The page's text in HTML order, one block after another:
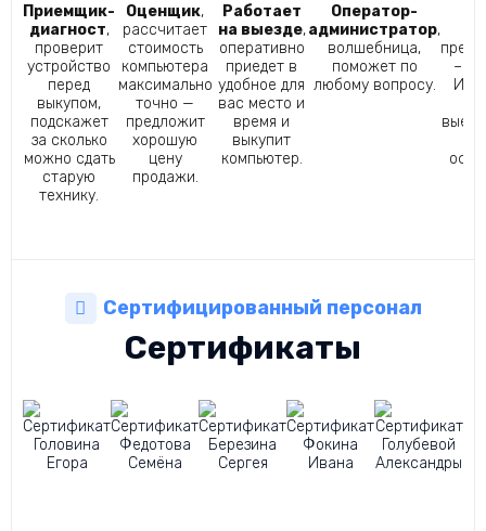
Приемщик-
диагност,
проверит
устройство
перед
выкупом,
подскажет
за сколько
можно сдать
старую
технику.
Оценщик,
рассчитает
стоимость
компьютера
максимально
точно —
предложит
хорошую
цену
продажи.
Работает
на выезде,
оперативно
приедет в
удобное для
вас место и
время и
выкупит
компьютер.
Оператор-
администратор,
волшебница,
поможет по
любому вопросу.
–
Сертифицированный персонал
Сертификаты